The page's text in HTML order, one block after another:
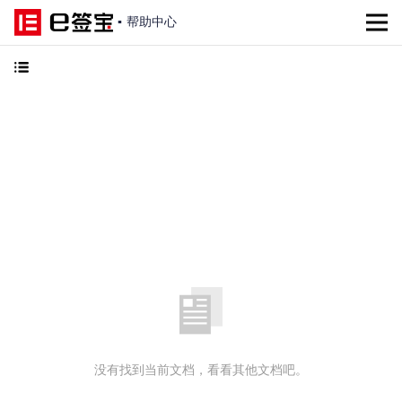
▪ 帮助中心
没有找到当前文档，看看其他文档吧。